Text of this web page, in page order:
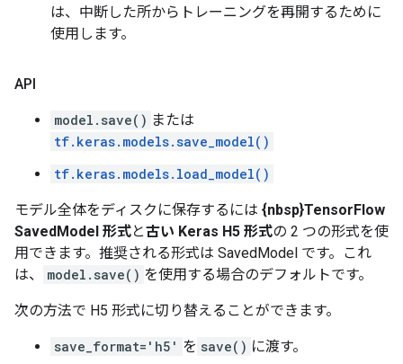
は、中断した所からトレーニングを再開するために
使用します。
API
model.save() または
tf.keras.models.save_model()
tf.keras.models.load_model()
モデル全体をディスクに保存するには {nbsp}TensorFlow
SavedModel 形式と古い Keras H5 形式の 2 つの形式を使
用できます。推奨される形式は SavedModel です。これ
は、
model.save() を使用する場合のデフォルトです。
次の方法で H5 形式に切り替えることができます。
save_format='h5' を save() に渡す。